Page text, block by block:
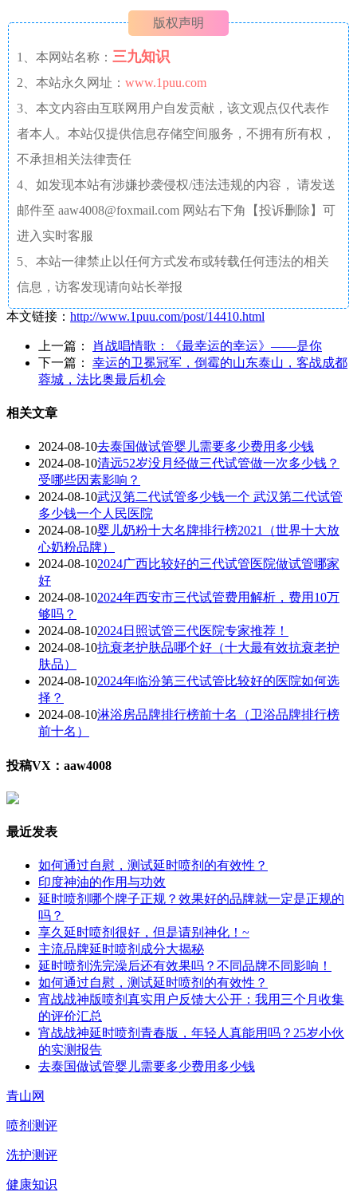
版权声明
1、本网站名称： 三九知识
2、本站永久网址： www.1puu.com
3、本文内容由互联网用户自发贡献，该文观点仅代表作
者本人。本站仅提供信息存储空间服务，不拥有所有权，
不承担相关法律责任
4、如发现本站有涉嫌抄袭侵权/违法违规的内容， 请发送
邮件至 aaw4008@foxmail.com 网站右下角【投诉删除】可
进入实时客服
5、本站一律禁止以任何方式发布或转载任何违法的相关
信息，访客发现请向站长举报
本文链接： http://www.1puu.com/post/14410.html
上一篇：
肖战唱情歌：《最幸运的幸运》——是你
下一篇： 幸运的卫冕冠军，倒霉的山东泰山，客战成都
蓉城，法比奥最后机会
相关文章
2024-08-10去泰国做试管婴儿需要多少费用多少钱
2024-08-10清远52岁没月经做三代试管做一次多少钱？
受哪些因素影响？
2024-08-10武汉第二代试管多少钱一个 武汉第二代试管
多少钱一个人民医院
2024-08-10婴儿奶粉十大名牌排行榜2021（世界十大放
心奶粉品牌）
2024-08-102024广西比较好的三代试管医院做试管哪家
好
2024-08-102024年西安市三代试管费用解析，费用10万
够吗？
2024-08-102024日照试管三代医院专家推荐！
2024-08-10抗衰老护肤品哪个好（十大最有效抗衰老护
肤品）
2024-08-102024年临汾第三代试管比较好的医院如何选
择？
2024-08-10淋浴房品牌排行榜前十名（卫浴品牌排行榜
前十名）
投稿VX：aaw4008
最近发表
如何通过自慰，测试延时喷剂的有效性？
印度神油的作用与功效
延时喷剂哪个牌子正规？效果好的品牌就一定是正规的
吗？
享久延时喷剂很好，但是请别神化！~
主流品牌延时喷剂成分大揭秘
延时喷剂洗完澡后还有效果吗？不同品牌不同影响！
如何通过自慰，测试延时喷剂的有效性？
宵战战神版喷剂真实用户反馈大公开：我用三个月收集
的评价汇总
宵战战神延时喷剂青春版，年轻人真能用吗？25岁小伙
的实测报告
去泰国做试管婴儿需要多少费用多少钱
青山网
喷剂测评
洗护测评
健康知识